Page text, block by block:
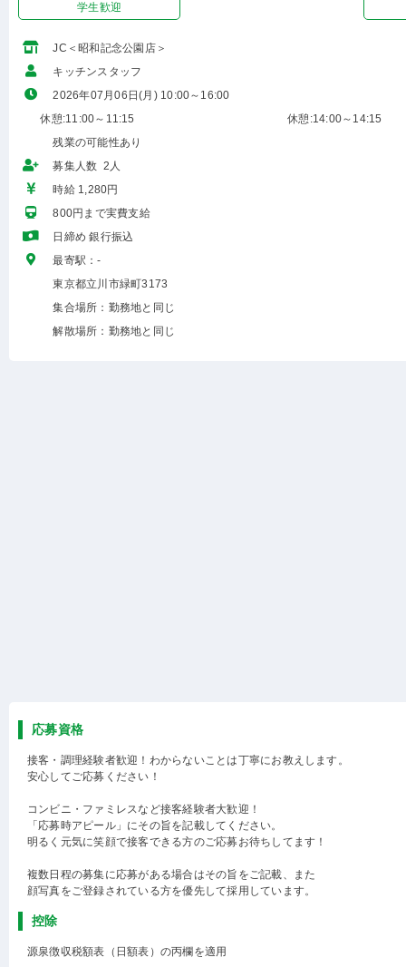
学生歓迎
JC＜昭和記念公園店＞
キッチンスタッフ
2026年07月06日(月) 10:00～16:00
休憩:11:00～11:15
休憩:14:00～14:15
残業の可能性あり
募集人数 2人
時給 1,280円
800円まで実費支給
日締め 銀行振込
最寄駅：-
東京都立川市緑町3173
集合場所：勤務地と同じ
解散場所：勤務地と同じ
応募資格
接客・調理経験者歓迎！わからないことは丁寧にお教えします。
安心してご応募ください！
コンビニ・ファミレスなど接客経験者大歓迎！
「応募時アピール」にその旨を記載してください。
明るく元気に笑顔で接客できる方のご応募お待ちしてます！
複数日程の募集に応募がある場合はその旨をご記載、また
顔写真をご登録されている方を優先して採用しています。
控除
源泉徴収税額表（日額表）の丙欄を適用